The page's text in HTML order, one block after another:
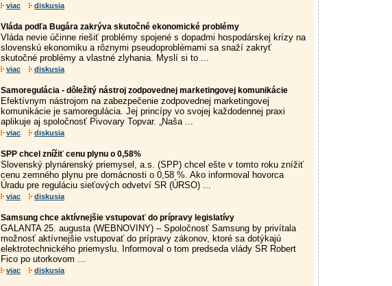
viac diskusia
Vláda podľa Bugára zakrýva skutočné ekonomické problémy
Vláda nevie účinne riešiť problémy spojené s dopadmi hospodárskej krízy na
slovenskú ekonomiku a rôznymi pseudoproblémami sa snaží zakryť
skutočné problémy a vlastné zlyhania. Myslí si to ...
viac diskusia
Samoregulácia - dôležitý nástroj zodpovednej marketingovej komunikácie
Efektívnym nástrojom na zabezpečenie zodpovednej marketingovej
komunikácie je samoregulácia. Jej princípy vo svojej každodennej praxi
aplikuje aj spoločnosť Pivovary Topvar. „Naša ...
viac diskusia
SPP chcel znížiť cenu plynu o 0,58%
Slovenský plynárenský priemysel, a.s. (SPP) chcel ešte v tomto roku znížiť
cenu zemného plynu pre domácnosti o 0,58 %. Ako informoval hovorca
Úradu pre reguláciu sieťových odvetví SR (ÚRSO) ...
viac diskusia
Samsung chce aktívnejšie vstupovať do prípravy legislatívy
GALANTA 25. augusta (WEBNOVINY) – Spoločnosť Samsung by privítala
možnosť aktívnejšie vstupovať do prípravy zákonov, ktoré sa dotýkajú
elektrotechnického priemyslu. Informoval o tom predseda vlády SR Robert
Fico po utorkovom ...
viac diskusia